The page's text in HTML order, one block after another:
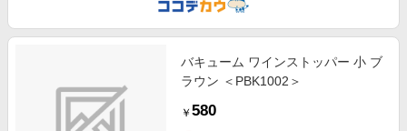
バキューム ワインストッパー 小 ブ
ラウン ＜PBK1002＞
￥ 580